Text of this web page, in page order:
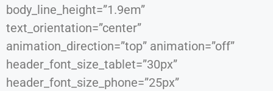
body_line_height=”1.9em”
text_orientation=”center”
animation_direction=”top” animation=”off”
header_font_size_tablet=”30px”
header_font_size_phone=”25px”